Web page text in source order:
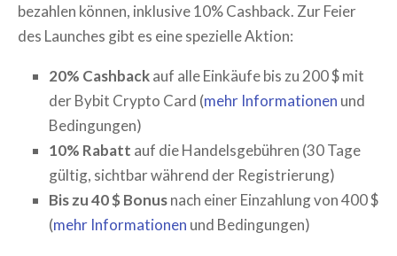
bezahlen können, inklusive 10% Cashback. Zur Feier
des Launches gibt es eine spezielle Aktion:
20% Cashbackauf alle Einkäufe bis zu 200 $ mit
der Bybit Crypto Card (mehr Informationen und
Bedingungen)
10% Rabatt auf die Handelsgebühren (30 Tage
gültig, sichtbar während der Registrierung)
Bis zu 40 $ Bonusnach einer Einzahlung von 400 $
(mehr Informationen und Bedingungen)